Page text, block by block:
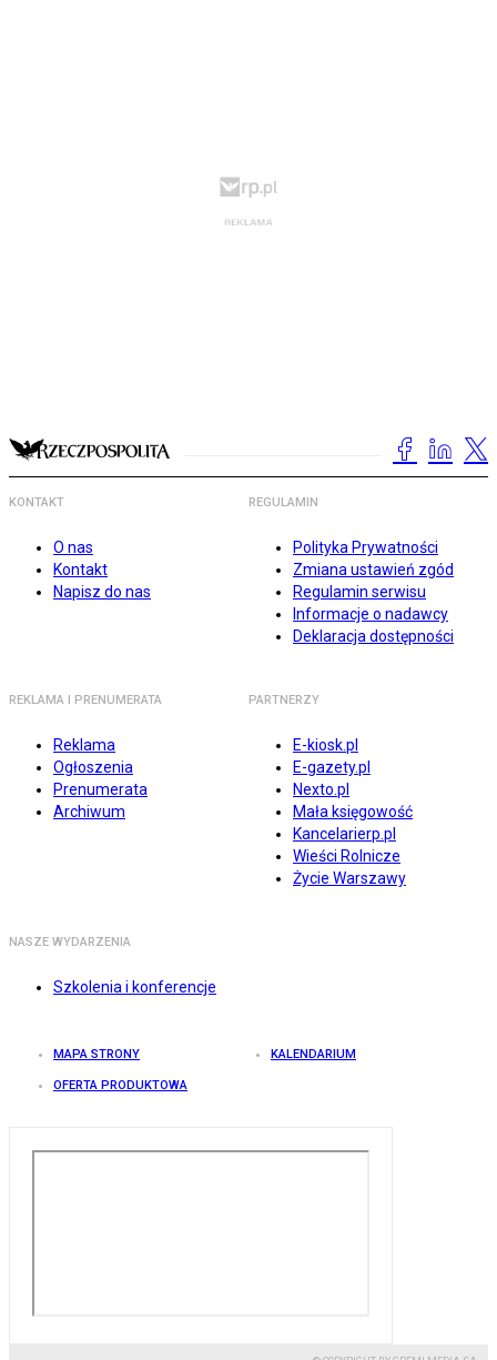
KONTAKT
O nas
Kontakt
Napisz do nas
REGULAMIN
Polityka Prywatności
Zmiana ustawień zgód
Regulamin serwisu
Informacje o nadawcy
Deklaracja dostępności
REKLAMA I PRENUMERATA
Reklama
Ogłoszenia
Prenumerata
Archiwum
PARTNERZY
E-kiosk.pl
E-gazety.pl
Nexto.pl
Mała księgowość
Kancelarierp.pl
Wieści Rolnicze
Życie Warszawy
NASZE WYDARZENIA
Szkolenia i konferencje
MAPA STRONY KALENDARIUM
OFERTA PRODUKTOWA